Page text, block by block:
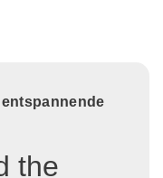
the